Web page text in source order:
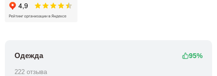
Одежда 95%
222 отзыва